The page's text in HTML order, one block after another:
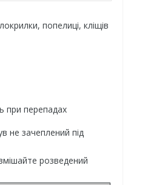
попелиці, кліщів
при перепадах
не зачеплений під
розведений